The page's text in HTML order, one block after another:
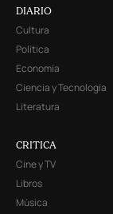
DIARIO
Cultura
Política
Economía
Ciencia y Tecnología
Literatura
CRITICA
Cine y TV
Libros
Música